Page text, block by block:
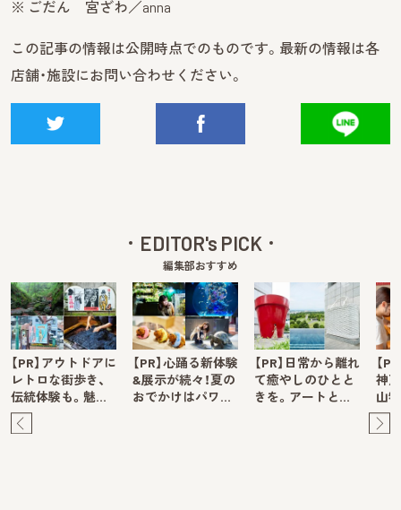
※ ごだん 宮ざわ／anna
この記事の情報は公開時点でのものです。最新の情報は各
店舗・施設にお問い合わせください。
EDITOR's PICK
編集部おすすめ
【PR】アウトドアに
レトロな街歩き、
伝統体験も。魅…
【PR】心踊る新体験
&展示が続々！夏の
おでかけはパワ…
【PR】日常から離れ
て癒やしのひとと
きを。アートと…
【
神
山